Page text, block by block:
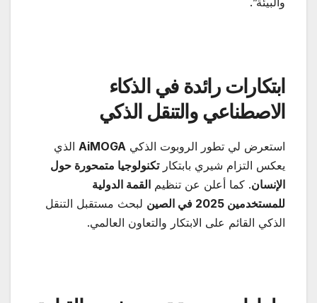
ابتكارات رائدة في الذكاء
الاصطناعي والتنقل الذكي
استعرض لي تطور الروبوت الذكي AiMOGA الذي
يعكس التزام شيري بابتكارتكنولوجيا متمحورة حول
الإنسان. كما أعلن عن تنظيم القمة الدولية
للمستخدمين 2025 في الصين
لبحث مستقبل التنقل
الذكي القائم على الابتكار والتعاون العالمي.